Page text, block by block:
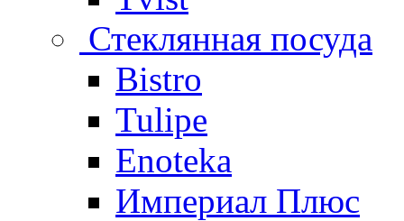
Стеклянная посуда
Bistro
Tulipe
Enoteka
Империал Плюс